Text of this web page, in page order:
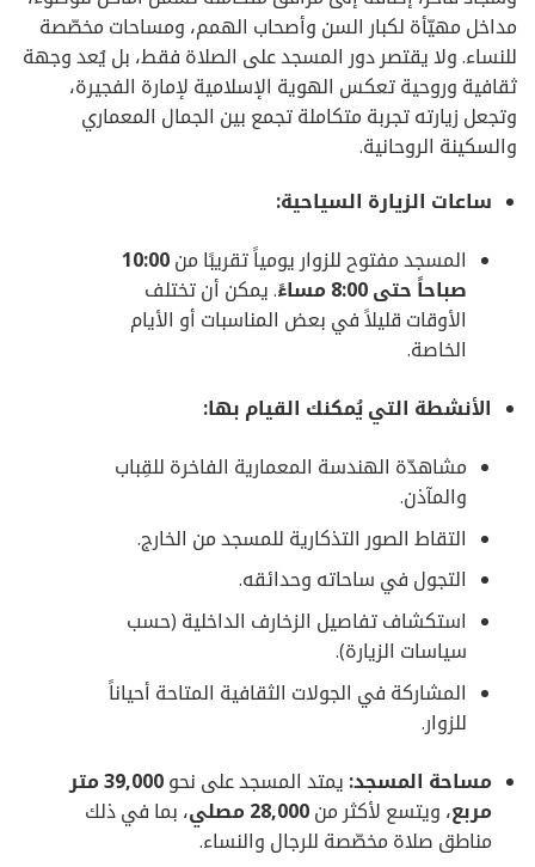
مداخل مهيّأة لكبار السن وأصحاب الهمم، ومساحات مخصّصة
للنساء. ولا يقتصر دور المسجد على الصلاة فقط، بل يُعد وجهة
ثقافية وروحية تعكس الهوية الإسلامية لإمارة الفجيرة،
وتجعل زيارته تجربة متكاملة تجمع بين الجمال المعماري
والسكينة الروحانية.
ساعات الزيارة السياحية:
المسجد مفتوح للزوار يومياً تقريبًا من10:00
صباحاً حتى 8:00 مساءً
. يمكن أن تختلف
الأوقات قليلاً في بعض المناسبات أو الأيام
الخاصة.
الأنشطة التي يُمكنك القيام بها:
مشاهدّة الهندسة المعمارية الفاخرة للقِباب
والمآذن.
التقاط الصور التذكارية للمسجد من الخارج.
التجول في ساحاته وحدائقه.
استكشاف تفاصيل الزخارف الداخلية (حسب
سياسات الزيارة).
المشاركة في الجولات الثقافية المتاحة أحياناً
للزوار.
مساحة المسجد:يمتد المسجد على نحو
39,000 متر
مربع، ويتسع لأكثر من28,000 مصلي
، بما في ذلك
مناطق صلاة مخصّصة للرجال والنساء.